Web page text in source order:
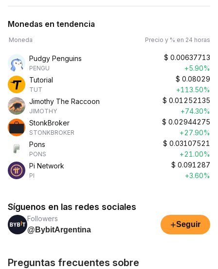
Monedas en tendencia
Moneda Precio y % en 24 horas
Pudgy Penguins
PENGU
$ 0.00637713
+5.90%
Tutorial
TUT
$ 0.08029
+113.50%
Jimothy The Raccoon
JIMOTHY
$ 0.01252135
+74.30%
StonkBroker
STONKBROKER
$ 0.02944275
+27.90%
Pons
PONS
$ 0.03107521
+21.00%
Pi Network
PI
$ 0.091287
+3.60%
Síguenos en las redes sociales
Followers
@BybitArgentina
+Seguir
Preguntas frecuentes sobre